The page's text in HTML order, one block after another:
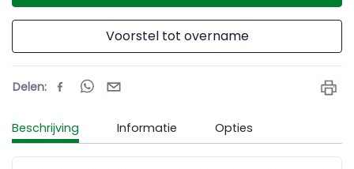
Voorstel tot overname
Delen:
Beschrijving Informatie Opties